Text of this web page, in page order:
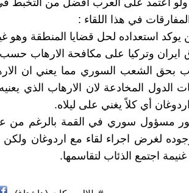
ولو اعتمد على العرب افضل من التخبط
في هذا اللقاء :
يوكد استعداده لحل قضايا المنطقة وهو
ايران وتركيا على مكافحة الارهاب
بحق الشعب السوري مما يعني ان
الدول المخادعة لان الارهاب الذي
أي كلاً يغني على ليلاه.
مسؤول سوري في القمة بالرغم من
لغرض اجراء لقاء مع اردوغان
اجتمع الذئاب لتقاسمها.